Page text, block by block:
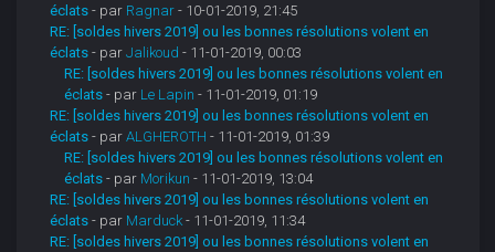
éclats - par Ragnar - 10-01-2019, 21:45
RE: [soldes hivers 2019] ou les bonnes résolutions volent en
éclats - parJalikoud - 11-01-2019, 00:03
RE: [soldes hivers 2019] ou les bonnes résolutions volent en
éclats - par Le Lapin - 11-01-2019, 01:19
RE: [soldes hivers 2019] ou les bonnes résolutions volent en
éclats - parALGHEROTH - 11-01-2019, 01:39
RE: [soldes hivers 2019] ou les bonnes résolutions volent en
éclats - par Morikun - 11-01-2019, 13:04
RE: [soldes hivers 2019] ou les bonnes résolutions volent en
éclats - par Marduck - 11-01-2019, 11:34
RE: [soldes hivers 2019] ou les bonnes résolutions volent en